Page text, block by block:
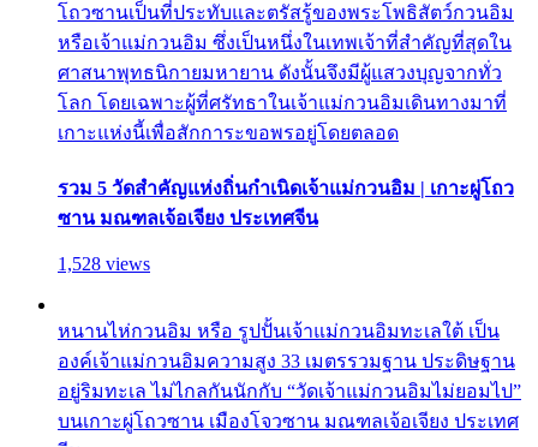
โถวซานเป็นที่ประทับและตรัสรู้ของพระโพธิสัตว์กวนอิม
หรือเจ้าแม่กวนอิม ซึ่งเป็นหนึ่งในเทพเจ้าที่สำคัญที่สุดใน
ศาสนาพุทธนิกายมหายาน ดังนั้นจึงมีผู้แสวงบุญจากทั่ว
โลก โดยเฉพาะผู้ที่ศรัทธาในเจ้าแม่กวนอิมเดินทางมาที่
เกาะแห่งนี้เพื่อสักการะขอพรอยู่โดยตลอด
รวม 5 วัดสำคัญแห่งถิ่นกำเนิดเจ้าแม่กวนอิม | เกาะผู่โถว
ซาน มณฑลเจ้อเจียง ประเทศจีน
1,528 views
หนานไห่กวนอิม หรือ รูปปั้นเจ้าแม่กวนอิมทะเลใต้ เป็น
องค์เจ้าแม่กวนอิมความสูง 33 เมตรรวมฐาน ประดิษฐาน
อยู่ริมทะเล ไม่ไกลกันนักกับ “วัดเจ้าแม่กวนอิมไม่ยอมไป”
บนเกาะผู่โถวซาน เมืองโจวซาน มณฑลเจ้อเจียง ประเทศ